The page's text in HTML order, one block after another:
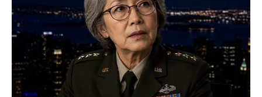
Konačno ćete početi vjerovati da možete ostvariti ono što
želite i da vas ništa više ne može zaustaviti.
Mnoge Ribe će tokom ovog perioda napraviti korak koji
će kasnije potpuno promijeniti njihov život.